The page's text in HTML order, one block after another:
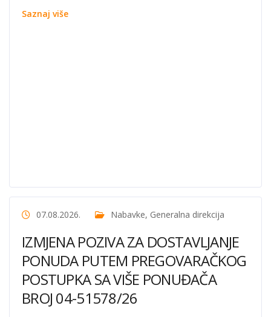
Saznaj više
07.08.2026. Nabavke, Generalna direkcija
IZMJENA POZIVA ZA DOSTAVLJANJE
PONUDA PUTEM PREGOVARAČKOG
POSTUPKA SA VIŠE PONUĐAČA
BROJ 04-51578/26